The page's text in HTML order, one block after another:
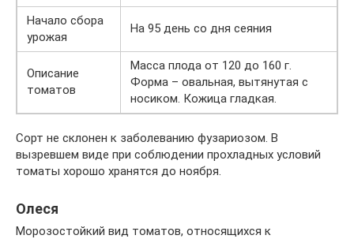
Начало сбора
урожая
На 95 день со дня сеяния
Описание
томатов
Масса плода от 120 до 160 г.
Форма – овальная, вытянутая с
носиком. Кожица гладкая.
Сорт не склонен к заболеванию фузариозом. В
вызревшем виде при соблюдении прохладных условий
томаты хорошо хранятся до ноября.
Олеся
Морозостойкий вид томатов, относящихся к